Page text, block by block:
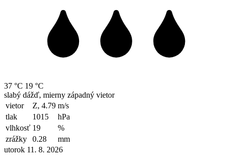
37 °C 19 °C
slabý dážď, mierny západný vietor
vietor
Z, 4.79 m/s
tlak
1015
hPa
vlhkosť 19
%
zrážky
0.28
mm
utorok 11. 8. 2026